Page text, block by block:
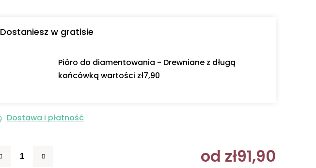
Dostaniesz w gratisie
Pióro do diamentowania - Drewniane z długą
końcówką wartości zł7,90
Dostawa i płatność
od zł91,90